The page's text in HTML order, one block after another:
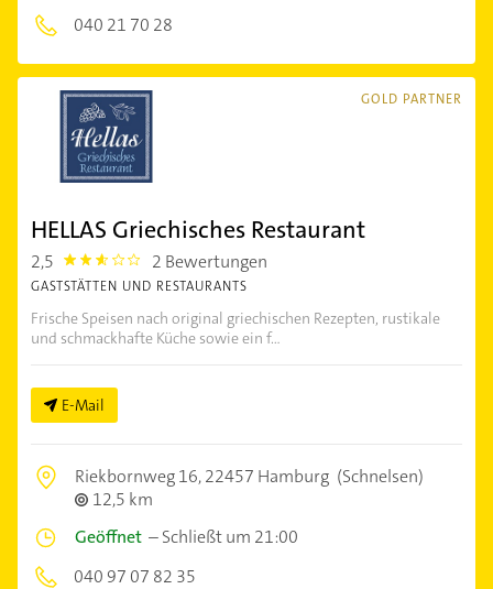
040 21 70 28
GOLD PARTNER
HELLAS Griechisches Restaurant
2,5 2.5 2 Bewertungen
GASTSTÄTTEN UND RESTAURANTS
Frische Speisen nach original griechischen Rezepten, rustikale
und schmackhafte Küche sowie ein f...
E-Mail
Riekbornweg 16,22457 Hamburg (Schnelsen)
12,5 km
Geöffnet –Schließt um 21:00
040 97 07 82 35